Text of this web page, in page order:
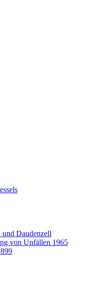
und Daudenzell
von Unfällen 1965